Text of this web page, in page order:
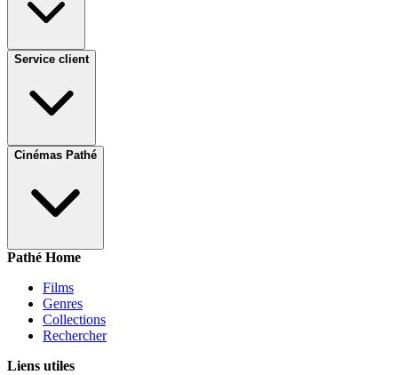
Service client
Cinémas Pathé
Pathé Home
Films
Genres
Collections
Rechercher
Liens utiles